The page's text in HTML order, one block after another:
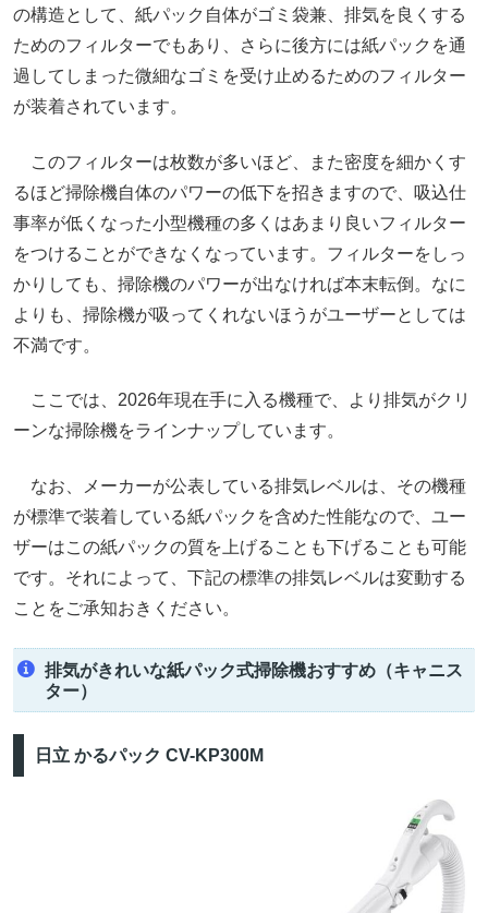
の構造として、紙パック自体がゴミ袋兼、排気を良くする
ためのフィルターでもあり、さらに後方には紙パックを通
過してしまった微細なゴミを受け止めるためのフィルター
が装着されています。
このフィルターは枚数が多いほど、また密度を細かくす
るほど掃除機自体のパワーの低下を招きますので、吸込仕
事率が低くなった小型機種の多くはあまり良いフィルター
をつけることができなくなっています。フィルターをしっ
かりしても、掃除機のパワーが出なければ本末転倒。なに
よりも、掃除機が吸ってくれないほうがユーザーとしては
不満です。
ここでは、2026年現在手に入る機種で、より排気がクリ
ーンな掃除機をラインナップしています。
なお、メーカーが公表している排気レベルは、その機種
が標準で装着している紙パックを含めた性能なので、ユー
ザーはこの紙パックの質を上げることも下げることも可能
です。それによって、下記の標準の排気レベルは変動する
ことをご承知おきください。
排気がきれいな紙パック式掃除機おすすめ（キャニス
ター）
日立 かるパック CV-KP300M